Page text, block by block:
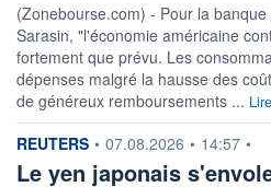
(Zonebourse.com) - Pour la
Sarasin, "l'économie américaine
fortement que prévu. Les
dépenses malgré la hausse des
de généreux remboursements ...
information fournie par
REUTERS • 07.08.2026 • 14:57 •
Le yen japonais